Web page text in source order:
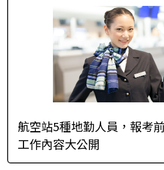
航空站5種地勤人員，報考
工作內容大公開